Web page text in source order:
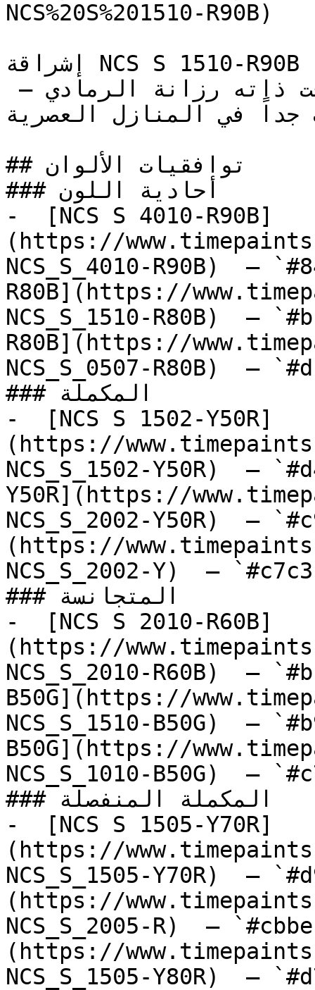
NCS%20S%201510-R90B)
إشراقة NCS S 1510-R90B تحافظ على اتساع المكان الذي
في المنازل العصرية.
## توافقيات الألوان
### أحادية اللون
-  [NCS S 4010-R90B]
(https://
NCS_S_4010-R90B)  —
R80B](https://
NCS_S_1510-R80B)  —
R80B](https://
NCS_S_0507-R80B)  —
### المكملة
-  [NCS S 1502-Y50R]
(https://
NCS_S_1502-Y50R)  —
Y50R](https://
NCS_S_2002-Y50R)  —
(https://
NCS_S_2002-Y)  —
### المتجانسة
-  [NCS S 2010-R60B]
(https://
NCS_S_2010-R60B)  —
B50G](https://
NCS_S_1510-B50G)  —
B50G](https://
NCS_S_1010-B50G)  —
### المكملة المنفصلة
-  [NCS S 1505-Y70R]
(https://
NCS_S_1505-Y70R)  —
(https://
NCS_S_2005-R)  —
(https://
NCS_S_1505-Y80R)  —